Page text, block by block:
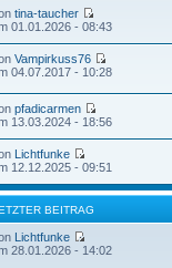
tina-taucher
01.01.2026 - 08:43
Vampirkuss76
04.07.2017 - 10:28
pfadicarmen
13.03.2024 - 18:56
Lichtfunke
12.12.2025 - 09:51
BEITRAG
Lichtfunke
28.01.2026 - 14:02